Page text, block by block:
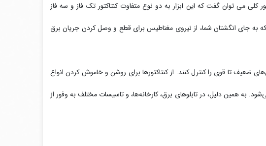
کلی می توان گفت که این ابزار به دو نوع متفاوت کنتاکتور تک فاز و سه فاز
به جای انگشتان شما، از نیروی مغناطیس برای قطع و وصل کردن جریان برق
ضعیف تا قوی را کنترل کنند. از کنتاکتورها برای روشن و خاموش کردن انواع
به همین دلیل، در تابلوهای برق، کارخانه‌ها، و تاسیسات مختلف به وفور از